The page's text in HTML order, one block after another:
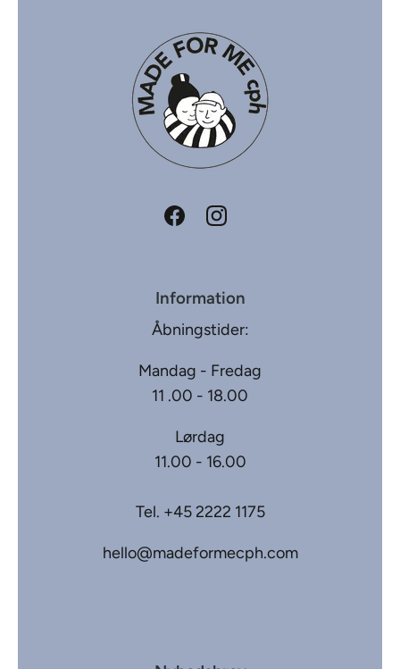
Information
Åbningstider:
Mandag - Fredag
11 .00 - 18.00
Lørdag
11.00 - 16.00
Tel. +45 2222 1175
hello@madeformecph.com